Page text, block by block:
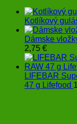
Kotlíkový
Dámske
2,75 €
LIFEBAR
47 g Lifefood